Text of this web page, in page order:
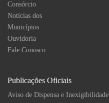
Consórcio
Notícias dos
Municípios
Ouvidoria
Fale Conosco
Publicações Oficiais
Aviso de Dispensa e Inexigibilidade